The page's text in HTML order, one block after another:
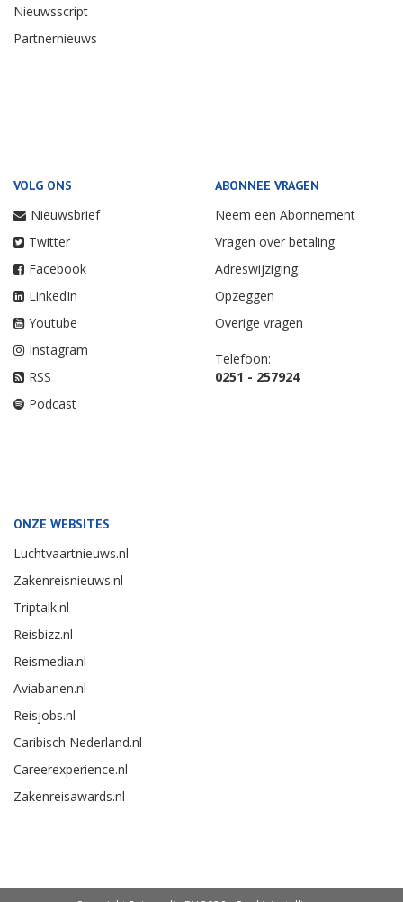
Nieuwsscript
Partnernieuws
VOLG ONS
Nieuwsbrief
Twitter
Facebook
LinkedIn
Youtube
Instagram
RSS
Podcast
ABONNEE VRAGEN
Neem een Abonnement
Vragen over betaling
Adreswijziging
Opzeggen
Overige vragen
Telefoon:
0251 - 257924
ONZE WEBSITES
Luchtvaartnieuws.nl
Zakenreisnieuws.nl
Triptalk.nl
Reisbizz.nl
Reismedia.nl
Aviabanen.nl
Reisjobs.nl
Caribisch Nederland.nl
Careerexperience.nl
Zakenreisawards.nl